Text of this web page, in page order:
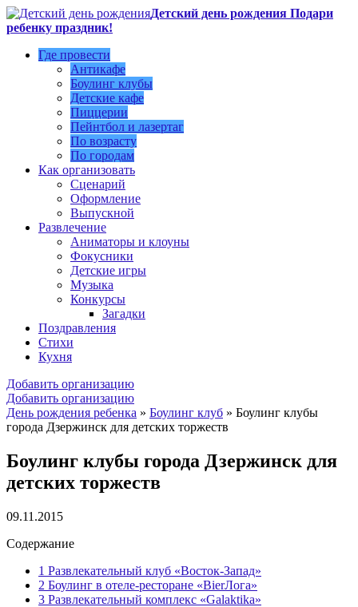
Детский день рождения Подари
ребенку праздник!
Где провести
Антикафе
Боулинг клубы
Детские кафе
Пиццерии
Пейнтбол и лазертаг
По возрасту
По городам
Как организовать
Сценарий
Оформление
Выпускной
Развлечение
Аниматоры и клоуны
Фокусники
Детские игры
Музыка
Конкурсы
Загадки
Поздравления
Стихи
Кухня
Добавить организацию
Добавить организацию
День рождения ребенка » Боулинг клуб » Боулинг клубы
города Дзержинск для детских торжеств
Боулинг клубы города Дзержинск для
детских торжеств
09.11.2015
Содержание
1 Развлекательный клуб «Восток-Запад»
2 Боулинг в отеле-ресторане «BierЛога»
3 Развлекательный комплекс «Galaktika»